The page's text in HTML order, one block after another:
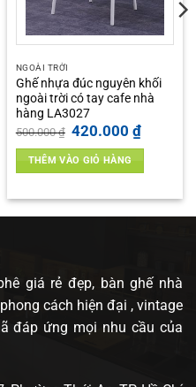
NGOÀI TRỜI
Ghế nhựa đúc nguyên khối
ngoài trời có tay cafe nhà
hàng LA3027
500.000₫ Giá
gốc
là:
500.000 ₫.
420.000 ₫Giá
hiện
tại
420.000
THÊM VÀO GIỎ HÀNG
giá rẻ đẹp, bàn ghế nhà
cách hiện đại , vintage
đáp ứng mọi nhu cầu của